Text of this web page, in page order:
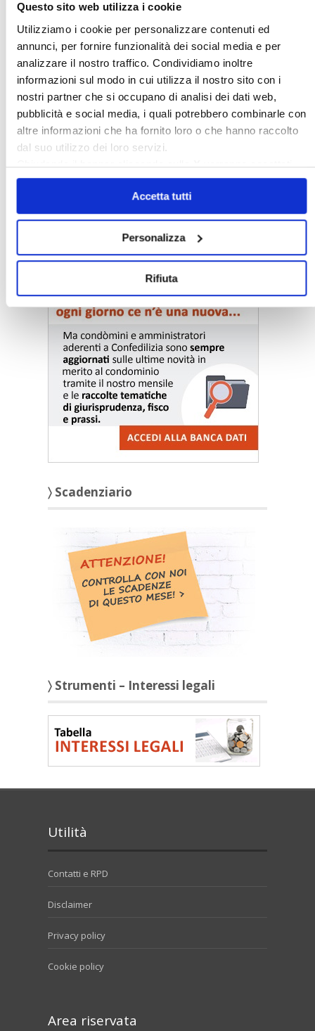
Questo sito web utilizza i cookie
Utilizziamo i cookie per personalizzare contenuti ed
annunci, per fornire funzionalità dei social media e per
analizzare il nostro traffico. Condividiamo inoltre
informazioni sul modo in cui utilizza il nostro sito con i
nostri partner che si occupano di analisi dei dati web,
pubblicità e social media, i quali potrebbero combinarle con
altre informazioni che ha fornito loro o che hanno raccolto
dal suo utilizzo dei loro servizi.
Chiudendo il banner cliccando sullaXverranno accettati
solo i cookie necessari.
Accetta tutti
Personalizza
Rifiuta
Confedilizia è la soluzione per te
〉 TUTTOCONDOMINIO
〉 Notizie e Banche dati
〉 Scadenziario
〉 Strumenti – Interessi legali
Utilità
Contatti e RPD
Disclaimer
Privacy policy
Cookie policy
Area riservata